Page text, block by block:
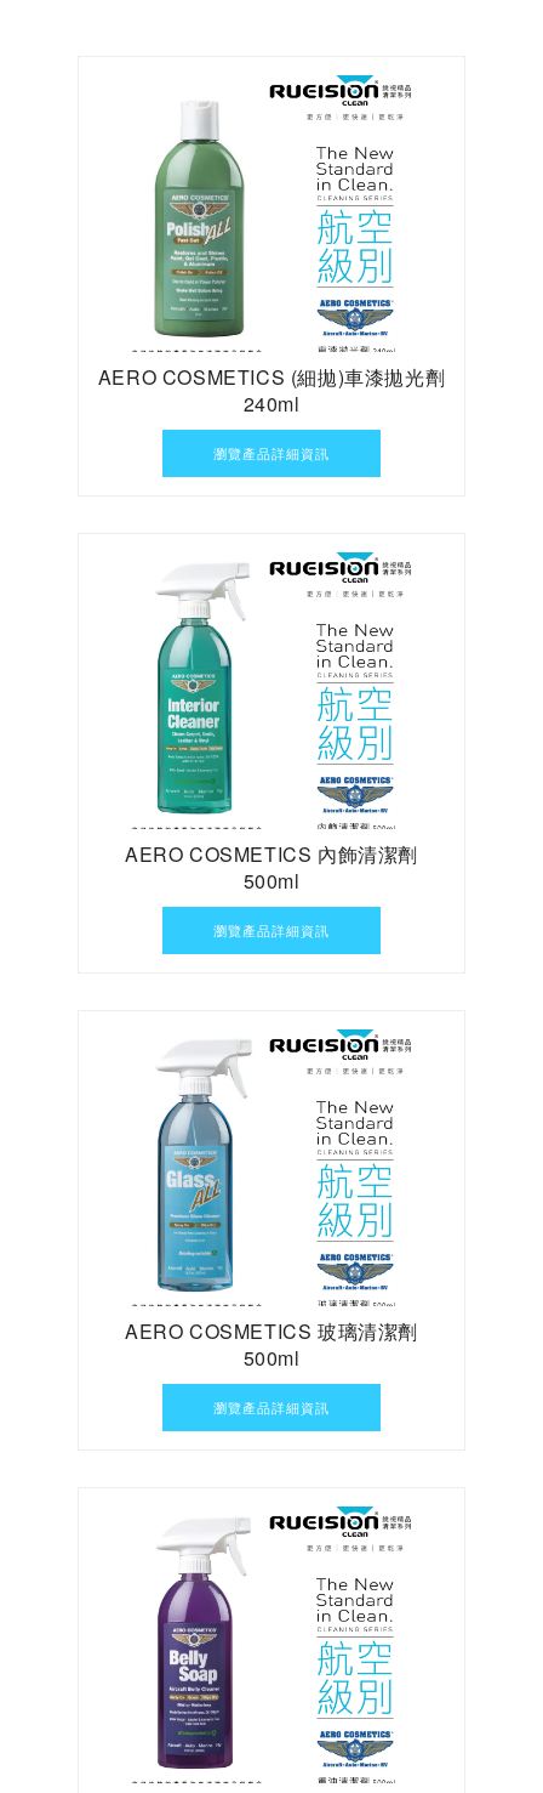
AERO COSMETICS (細拋)車漆拋光劑
240ml
瀏覽產品詳細資訊
AERO COSMETICS 內飾清潔劑
500ml
瀏覽產品詳細資訊
AERO COSMETICS 玻璃清潔劑
500ml
瀏覽產品詳細資訊